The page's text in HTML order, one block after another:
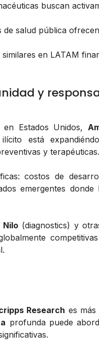
buscan
de salud pública
en LATAM
y
en Estados Unidos,
ilícito está
y terapéuticas.
costos de
emergentes donde
Nilo (diagnostics) y
Research es
profunda puede